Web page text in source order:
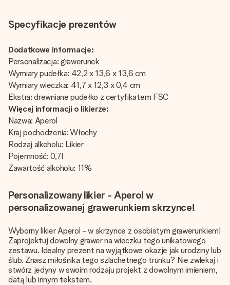
Specyfikacje prezentów
Dodatkowe informacje:
Personalizacja: grawerunek
Wymiary pudełka: 42,2 x 13,6 x 13,6 cm
Wymiary wieczka: 41,7 x 12,3 x 0,4 cm
Ekstra: drewniane pudełko z certyfikatem FSC
Więcej informacji o likierze:
Nazwa: Aperol
Kraj pochodzenia: Włochy
Rodzaj alkoholu: Likier
Pojemność: 0,7l
Zawartość alkoholu: 11%
Personalizowany likier - Aperol w
personalizowanej grawerunkiem skrzynce!
Wyborny likier Aperol - w skrzynce z osobistym grawerunkiem!
Zaprojektuj dowolny grawer na wieczku tego unikatowego
zestawu. Idealny prezent na wyjątkowe okazje jak urodziny lub
ślub. Znasz miłośnika tego szlachetnego trunku? Nie zwlekaj i
stwórz jedyny w swoim rodzaju projekt z dowolnym imieniem,
datą lub innym tekstem.